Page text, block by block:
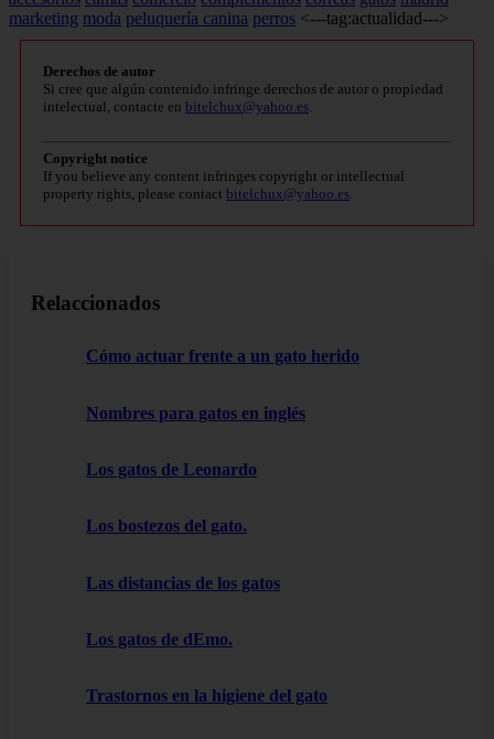
marketing moda peluquería canina perros <---tag:actualidad--->
Derechos de autor
Si cree que algún contenido infringe derechos de autor o propiedad
intelectual, contacte en bitelchux@yahoo.es.
Copyright notice
If you believe any content infringes copyright or intellectual
property rights, please contact bitelchux@yahoo.es.
Relaccionados
Cómo actuar frente a un gato herido
Nombres para gatos en inglés
Los gatos de Leonardo
Los bostezos del gato.
Las distancias de los gatos
Los gatos de dEmo.
Trastornos en la higiene del gato